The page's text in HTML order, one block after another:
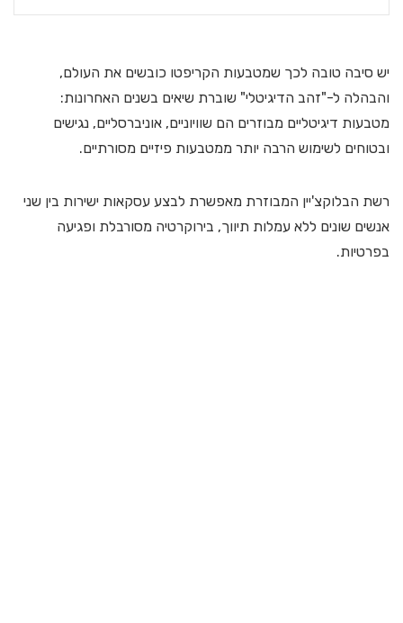
יש סיבה טובה לכך שמטבעות הקריפטו כובשים את העולם,
והבהלה ל-"זהב הדיגיטלי" שוברת שיאים בשנים האחרונות:
מטבעות דיגיטליים מבוזרים הם שוויוניים, אוניברסליים, נגישים
ובטוחים לשימוש הרבה יותר ממטבעות פיזיים מסורתיים.
רשת הבלוקצ'יין המבוזרת מאפשרת לבצע עסקאות ישירות בין שני
אנשים שונים ללא עמלות תיווך, בירוקרטיה מסורבלת ופגיעה
בפרטיות.